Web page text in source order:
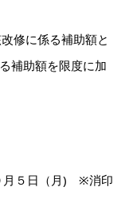
修に係る補助額と
補助額を限度に加
月５日（月) ※消印